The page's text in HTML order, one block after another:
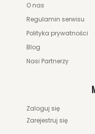
O nas
Regulamin serwisu
Polityka prywatności
Blog
Nasi Partnerzy
Zaloguj się
Zarejestruj się